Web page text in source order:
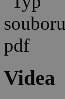
Videa